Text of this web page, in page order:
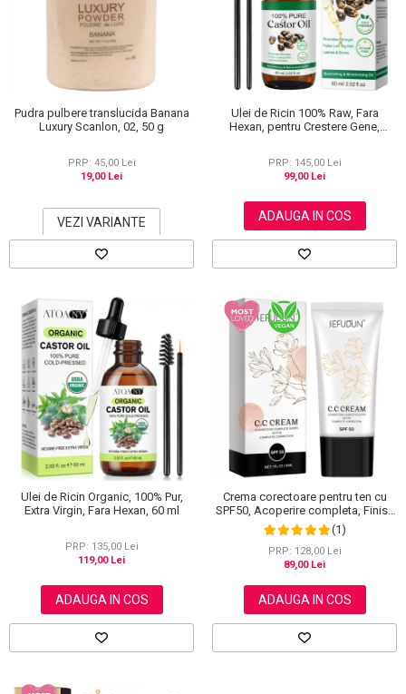
Scrub / Balsam de buze
Netestate pe Animale
Pudra pulbere translucida Banana
Luxury Scanlon, 02, 50 g
PRP: 45,00 Lei
19,00 Lei
VEZI VARIANTE
Ulei de Ricin 100% Raw, Fara
Hexan, pentru Crestere Gene,
PRP: 145,00 Lei
99,00 Lei
ADAUGA IN COS
Ulei de Ricin Organic, 100% Pur,
Extra Virgin, Fara Hexan, 60 ml
PRP: 135,00 Lei
119,00 Lei
ADAUGA IN COS
Crema corectoare pentru ten cu
SPF50, Acoperire completa, Finish
mat, Rezistenta, Anti Roseata, CC
Cream Sefudun, 30 ml
(1)
PRP: 128,00 Lei
89,00 Lei
ADAUGA IN COS